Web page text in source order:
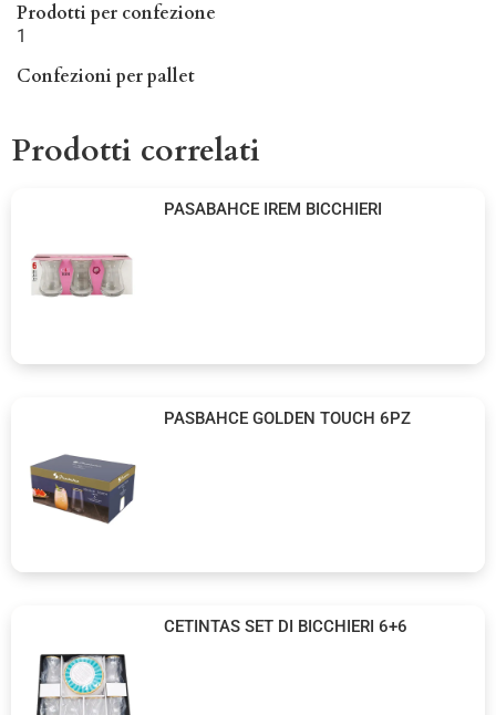
Prodotti per confezione
1
Confezioni per pallet
Prodotti correlati
PASABAHCE IREM BICCHIERI
PASBAHCE GOLDEN TOUCH 6PZ
CETINTAS SET DI BICCHIERI 6+6